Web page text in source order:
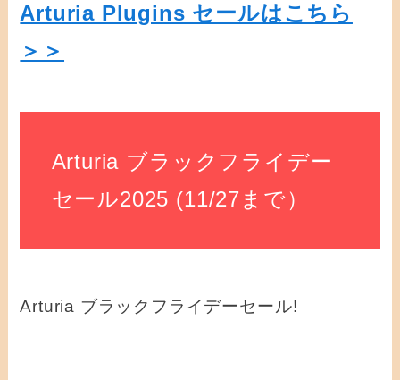
Arturia Plugins セールはこちら
＞＞
Arturia ブラックフライデー
セール2025 (11/27まで）
Arturia ブラックフライデーセール!